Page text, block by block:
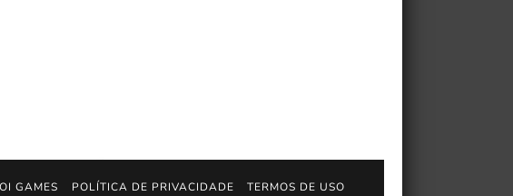
GAMES POLÍTICA DE PRIVACIDADE TERMOS DE USO